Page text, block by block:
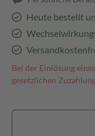
Heute bestellt
Bei der Einlösung
gesetzlichen